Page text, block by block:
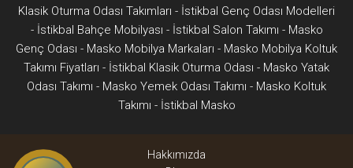
Klasik Oturma Odası Takımları - İstikbal Genç Odası Modelleri
- İstikbal Bahçe Mobilyası - İstikbal Salon Takımı - Masko
Genç Odası - Masko Mobilya Markaları - Masko Mobilya Koltuk
Takımı Fiyatları - İstikbal Klasik Oturma Odası - Masko Yatak
Odası Takımı - Masko Yemek Odası Takımı - Masko Koltuk
Takımı - İstikbal Masko
Hakkımızda